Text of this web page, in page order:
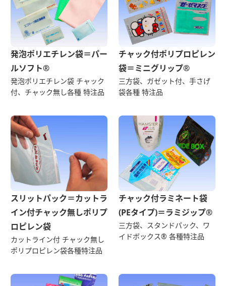
発泡ポリエチレン袋＝パー
ルソフト®
発泡ポリエチレン袋 チャック
付、チャック無し各種 特注品
チャック付ポリプロピレン
袋＝ミニグリップ®
三方袋、ガゼット付、手さげ
袋各種 特注品
スリットパック＝カットラ
イン付チャック無しポリプ
ロピレン袋
カットライン付 チャック無し
ポリプロピレン袋各種特注品
チャック付ラミネート袋
(PEタイプ)＝ラミジップ®
三方袋、スタンドパック、ワ
イドボックス® 各種特注品